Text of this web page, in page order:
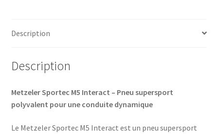
Description
Description
Metzeler Sportec M5 Interact – Pneu supersport
polyvalent pour une conduite dynamique
Le Metzeler Sportec M5 Interact est un pneu supersport